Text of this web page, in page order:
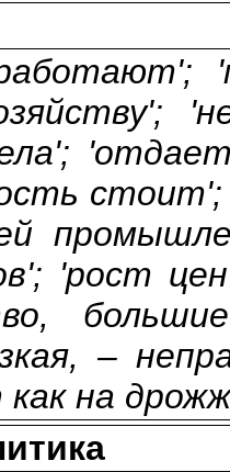
стоит';
'рост
–
на